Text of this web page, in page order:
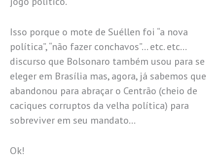
Isso porque o mote de Suéllen foi “a nova
política”, “não fazer conchavos”… etc. etc…
discurso que Bolsonaro também usou para se
eleger em Brasília mas, agora, já sabemos que
abandonou para abraçar o Centrão (cheio de
caciques corruptos da velha política) para
sobreviver em seu mandato…
Ok!